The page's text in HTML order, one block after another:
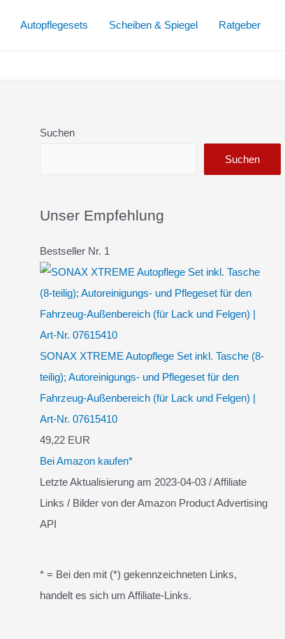
Autopflegesets Scheiben & Spiegel Ratgeber
Suchen
Suchen
Unser Empfehlung
Bestseller Nr. 1
SONAX XTREME Autopflege Set inkl. Tasche (8-
teilig); Autoreinigungs- und Pflegeset für den
Fahrzeug-Außenbereich (für Lack und Felgen) |
Art-Nr. 07615410
49,22 EUR
Bei Amazon kaufen*
Letzte Aktualisierung am 2023-04-03 / Affiliate
Links / Bilder von der Amazon Product Advertising
API
* = Bei den mit (*) gekennzeichneten Links,
handelt es sich um Affiliate-Links.